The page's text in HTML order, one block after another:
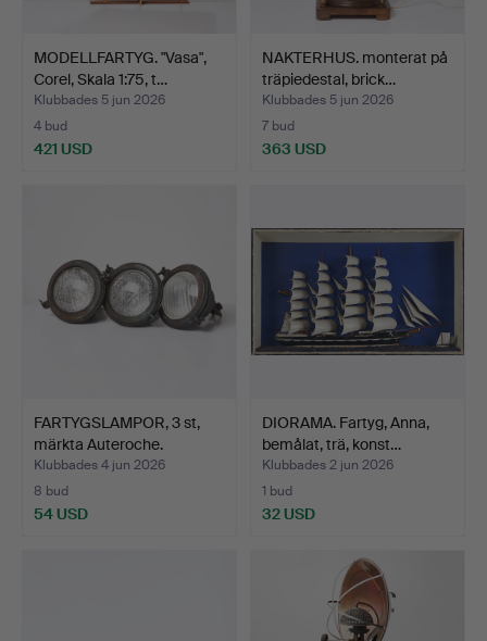
MODELLFARTYG. "Vasa",
Corel, Skala 1:75, t…
Klubbades 5 jun 2026
4 bud
421 USD
NAKTERHUS. monterat på
träpiedestal, brick…
Klubbades 5 jun 2026
7 bud
363 USD
FARTYGSLAMPOR, 3 st,
märkta Auteroche.
Klubbades 4 jun 2026
8 bud
54 USD
DIORAMA. Fartyg, Anna,
bemålat, trä, konst…
Klubbades 2 jun 2026
1 bud
32 USD